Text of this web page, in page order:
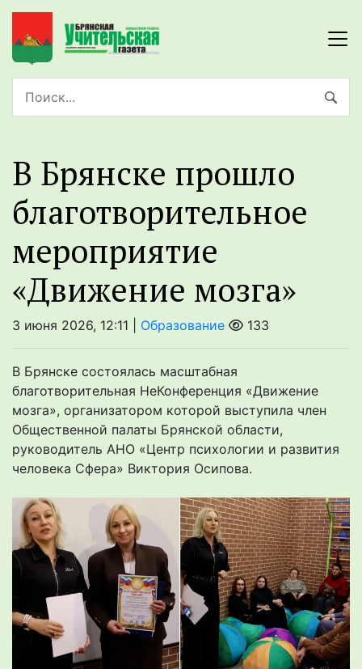
В Брянске прошло
благотворительное
мероприятие
«Движение мозга»
3 июня 2026, 12:11 | Образование 133
В Брянске состоялась масштабная
благотворительная НеКонференция «Движение
мозга», организатором которой выступила член
Общественной палаты Брянской области,
руководитель АНО «Центр психологии и развития
человека Сфера» Виктория Осипова.